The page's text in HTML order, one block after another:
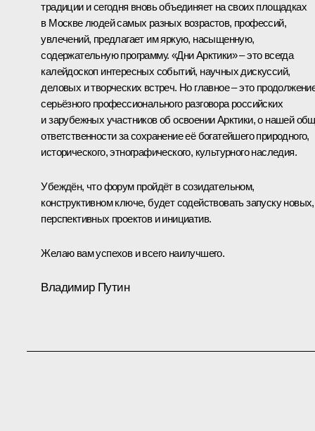
традиции и сегодня вновь объединяет на своих площадках
в Москве людей самых разных возрастов, профессий,
увлечений, предлагает им яркую, насыщенную,
содержательную программу. «Дни Арктики» – это всегда
калейдоскоп интересных событий, научных дискуссий,
деловых и творческих встреч. Но главное – это
серьёзного профессионального разговора российских
и зарубежных участников об освоении Арктики, о нашей
ответственности за сохранение её богатейшего природного,
исторического, этнографического, культурного наследия.
Убеждён, что форум пройдёт в созидательном,
конструктивном ключе, будет содействовать запуску новых,
перспективных проектов и инициатив.
Желаю вам успехов и всего наилучшего.
Владимир Путин